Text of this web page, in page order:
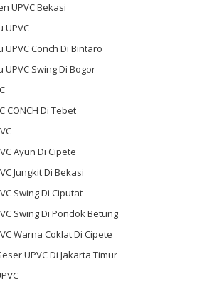
UPVC Bekasi
UPVC
UPVC Conch Di Bintaro
UPVC Swing Di Bogor
CONCH Di Tebet
Ayun Di Cipete
Jungkit Di Bekasi
Swing Di Ciputat
Swing Di Pondok Betung
Warna Coklat Di Cipete
UPVC Di Jakarta Timur